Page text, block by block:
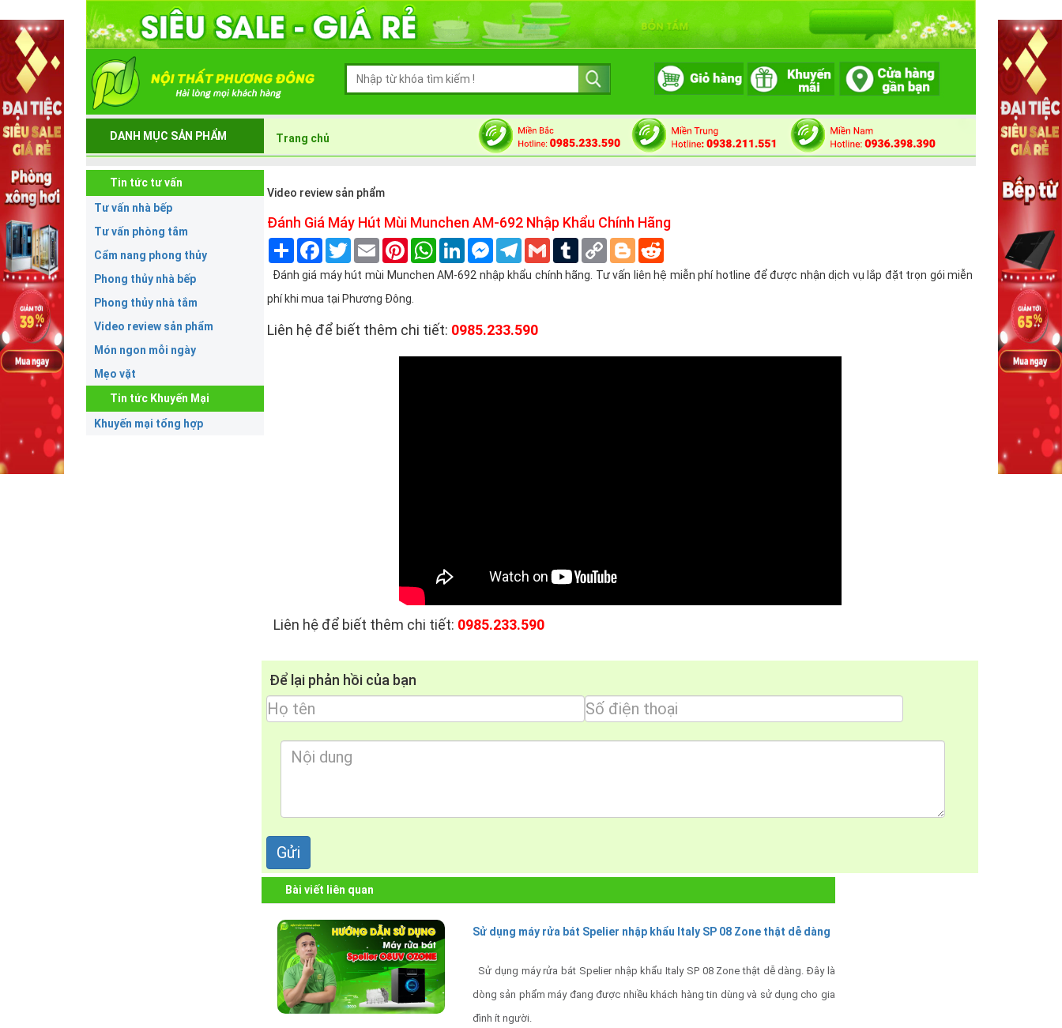
DANH MỤC SẢN PHẨM Trang chủ
Tin tức tư vấn
Tư vấn nhà bếp
Tư vấn phòng tắm
Cẩm nang phong thủy
Phong thủy nhà bếp
Phong thủy nhà tắm
Video review sản phẩm
Món ngon mỗi ngày
Mẹo vặt
Tin tức Khuyến Mại
Khuyến mại tổng hợp
Video review sản phẩm
Đánh Giá Máy Hút Mùi Munchen AM-692 Nhập Khẩu Chính Hãng
Share FacebookTwitterEmail PinterestWhatsAppLinkedInMessengerTelegram
Gmail TumblrCopy
Link
Blogger
Đánh giá máy hút mùi Munchen AM-692 nhập khẩu chính hãng. Tư vấn liên hệ miễn phí hotline để được nhận dịch vụ lắp đặt trọn gói miễn
phí khi mua tại Phương Đông.
Liên hệ để biết thêm chi tiết: 0985.233.590
Liên hệ để biết thêm chi tiết: 0985.233.590
Để lại phản hồi của bạn
Bài viết liên quan
Sử dụng máy rửa bát Spelier nhập khẩu Italy SP 08 Zone thật dễ dàng
Sử dụng máy rửa bát Spelier nhập khẩu Italy SP 08 Zone thật dễ dàng. Đây là
dòng sản phẩm máy đang được nhiều khách hàng tin dùng và sử dụng cho gia
đình ít người.